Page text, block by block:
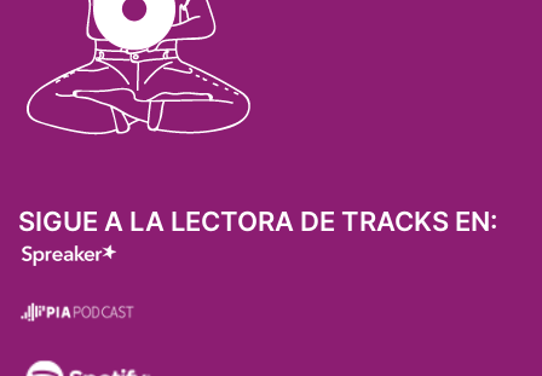
SIGUE A LA LECTORA DE TRACKS EN: